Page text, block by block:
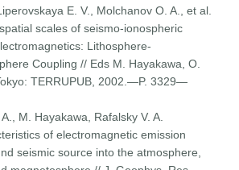
E. V., Molchanov O. A., et al.
scales of seismo-ionospheric
Lithosphere-
Coupling // Eds M. Hayakawa, O.
TERRUPUB, 2002.—P. 3329—
М. Hayakawa, Rafalsky V. A.
of electromagnetic emission
seismic source into the atmosphere,